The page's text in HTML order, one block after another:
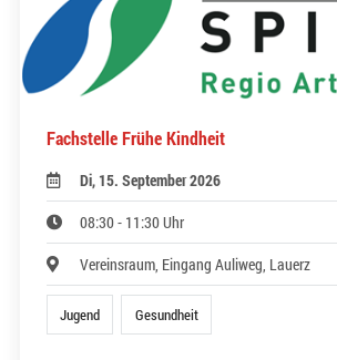
Fachstelle Frühe Kindheit
Di, 15. September 2026
08:30 - 11:30 Uhr
Vereinsraum, Eingang Auliweg, Lauerz
Jugend Gesundheit